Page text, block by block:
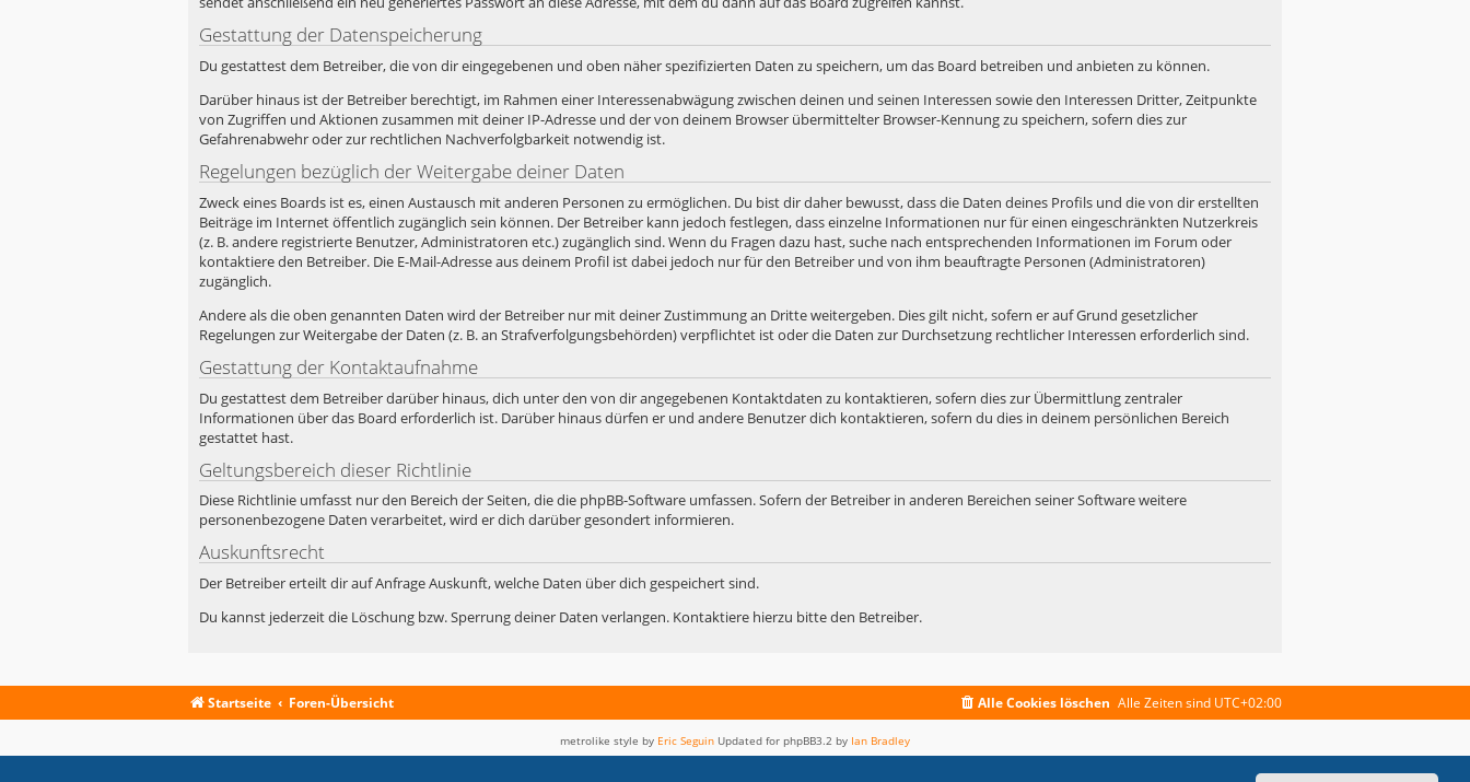
Gestattung der Datenspeicherung
Du gestattest dem Betreiber, die von dir eingegebenen und oben näher spezifizierten Daten zu speichern, um das Board betreiben und anbieten zu können.
Darüber hinaus ist der Betreiber berechtigt, im Rahmen einer Interessenabwägung zwischen deinen und seinen Interessen sowie den Interessen Dritter, Zeitpunkte
von Zugriffen und Aktionen zusammen mit deiner IP-Adresse und der von deinem Browser übermittelter Browser-Kennung zu speichern, sofern dies zur
Gefahrenabwehr oder zur rechtlichen Nachverfolgbarkeit notwendig ist.
Regelungen bezüglich der Weitergabe deiner Daten
Zweck eines Boards ist es, einen Austausch mit anderen Personen zu ermöglichen. Du bist dir daher bewusst, dass die Daten deines Profils und die von dir erstellten
Beiträge im Internet öffentlich zugänglich sein können. Der Betreiber kann jedoch festlegen, dass einzelne Informationen nur für einen eingeschränkten Nutzerkreis
(z. B. andere registrierte Benutzer, Administratoren etc.) zugänglich sind. Wenn du Fragen dazu hast, suche nach entsprechenden Informationen im Forum oder
kontaktiere den Betreiber. Die E-Mail-Adresse aus deinem Profil ist dabei jedoch nur für den Betreiber und von ihm beauftragte Personen (Administratoren)
zugänglich.
Andere als die oben genannten Daten wird der Betreiber nur mit deiner Zustimmung an Dritte weitergeben. Dies gilt nicht, sofern er auf Grund gesetzlicher
Regelungen zur Weitergabe der Daten (z. B. an Strafverfolgungsbehörden) verpflichtet ist oder die Daten zur Durchsetzung rechtlicher Interessen erforderlich sind.
Gestattung der Kontaktaufnahme
Du gestattest dem Betreiber darüber hinaus, dich unter den von dir angegebenen Kontaktdaten zu kontaktieren, sofern dies zur Übermittlung zentraler
Informationen über das Board erforderlich ist. Darüber hinaus dürfen er und andere Benutzer dich kontaktieren, sofern du dies in deinem persönlichen Bereich
gestattet hast.
Geltungsbereich dieser Richtlinie
Diese Richtlinie umfasst nur den Bereich der Seiten, die die phpBB-Software umfassen. Sofern der Betreiber in anderen Bereichen seiner Software weitere
personenbezogene Daten verarbeitet, wird er dich darüber gesondert informieren.
Auskunftsrecht
Der Betreiber erteilt dir auf Anfrage Auskunft, welche Daten über dich gespeichert sind.
Du kannst jederzeit die Löschung bzw. Sperrung deiner Daten verlangen. Kontaktiere hierzu bitte den Betreiber.
Startseite Foren-Übersicht Alle Zeiten sind UTC+02:00
Alle Cookies löschen
metrolike style by Eric Seguin Updated for phpBB3.2 by Ian Bradley
Powered byphpBB® Forum Software © phpBB Limited